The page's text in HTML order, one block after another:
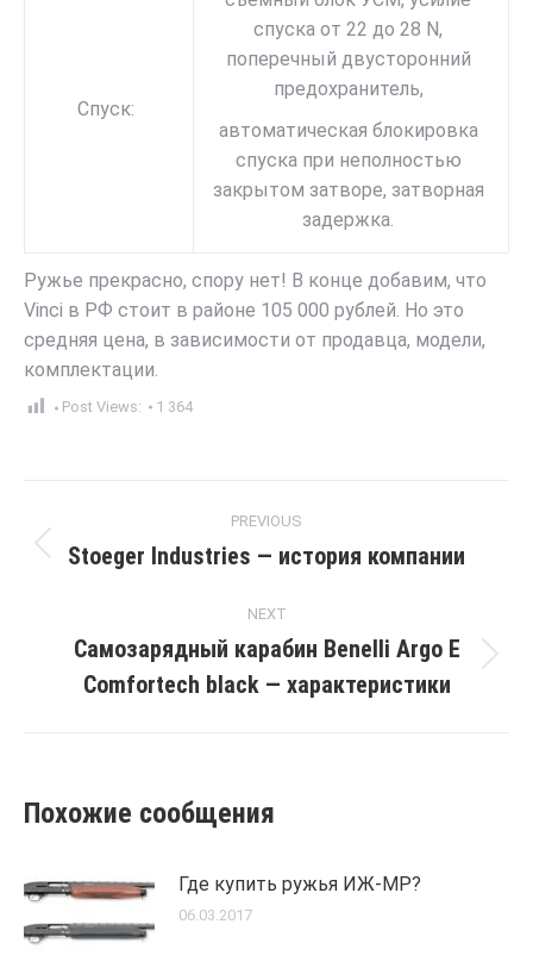
Cпуск:
спуска от 22 до 28 N,
поперечный двусторонний
предохранитель,
автоматическая блокировка
спуска при неполностью
закрытом затворе, затворная
задержка.
Ружье прекрасно, спору нет! В конце добавим, что
Vinci в РФ стоит в районе 105 000 рублей. Но это
средняя цена, в зависимости от продавца, модели,
комплектации.
Post Views: 1 364
navigation
PREVIOUS
Previous
Stoeger Industries — история компании
NEXT
post:
Самозарядный карабин Benelli Argo E
Comfortech black — характеристики
Похожие сообщения
Где купить ружья ИЖ-МР?
06.03.2017